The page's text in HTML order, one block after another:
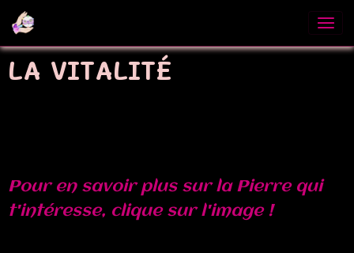
LA VITALITÉ
Pour en savoir plus sur la Pierre qui
t'intéresse, clique sur l'image !